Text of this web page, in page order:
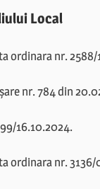
Local
ordinara nr.
nr. 784 din
16.10.2024.
ordinara nr.